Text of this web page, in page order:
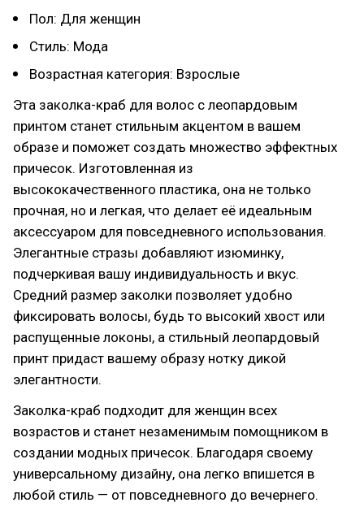
Пол: Для женщин
Стиль: Мода
Возрастная категория: Взрослые
Эта заколка-краб для волос с леопардовым
принтом станет стильным акцентом в вашем
образе и поможет создать множество эффектных
причесок. Изготовленная из
высококачественного пластика, она не только
прочная, но и легкая, что делает её идеальным
аксессуаром для повседневного использования.
Элегантные стразы добавляют изюминку,
подчеркивая вашу индивидуальность и вкус.
Средний размер заколки позволяет удобно
фиксировать волосы, будь то высокий хвост или
распущенные локоны, а стильный леопардовый
принт придаст вашему образу нотку дикой
элегантности.
Заколка-краб подходит для женщин всех
возрастов и станет незаменимым помощником в
создании модных причесок. Благодаря своему
универсальному дизайну, она легко впишется в
любой стиль — от повседневного до вечернего.